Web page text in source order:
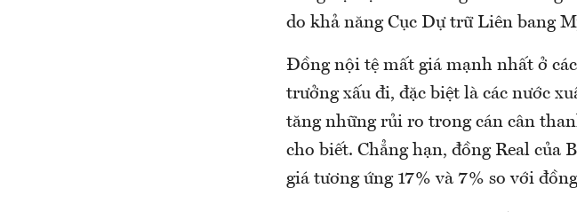
do khả năng Cục Dự trữ Liên bang
Đồng nội tệ mất giá mạnh nhất ở
trưởng xấu đi, đặc biệt là các nước
tăng những rủi ro trong cán cân
cho biết. Chẳng hạn, đồng Real của
giá tương ứng 17% và 7% so với